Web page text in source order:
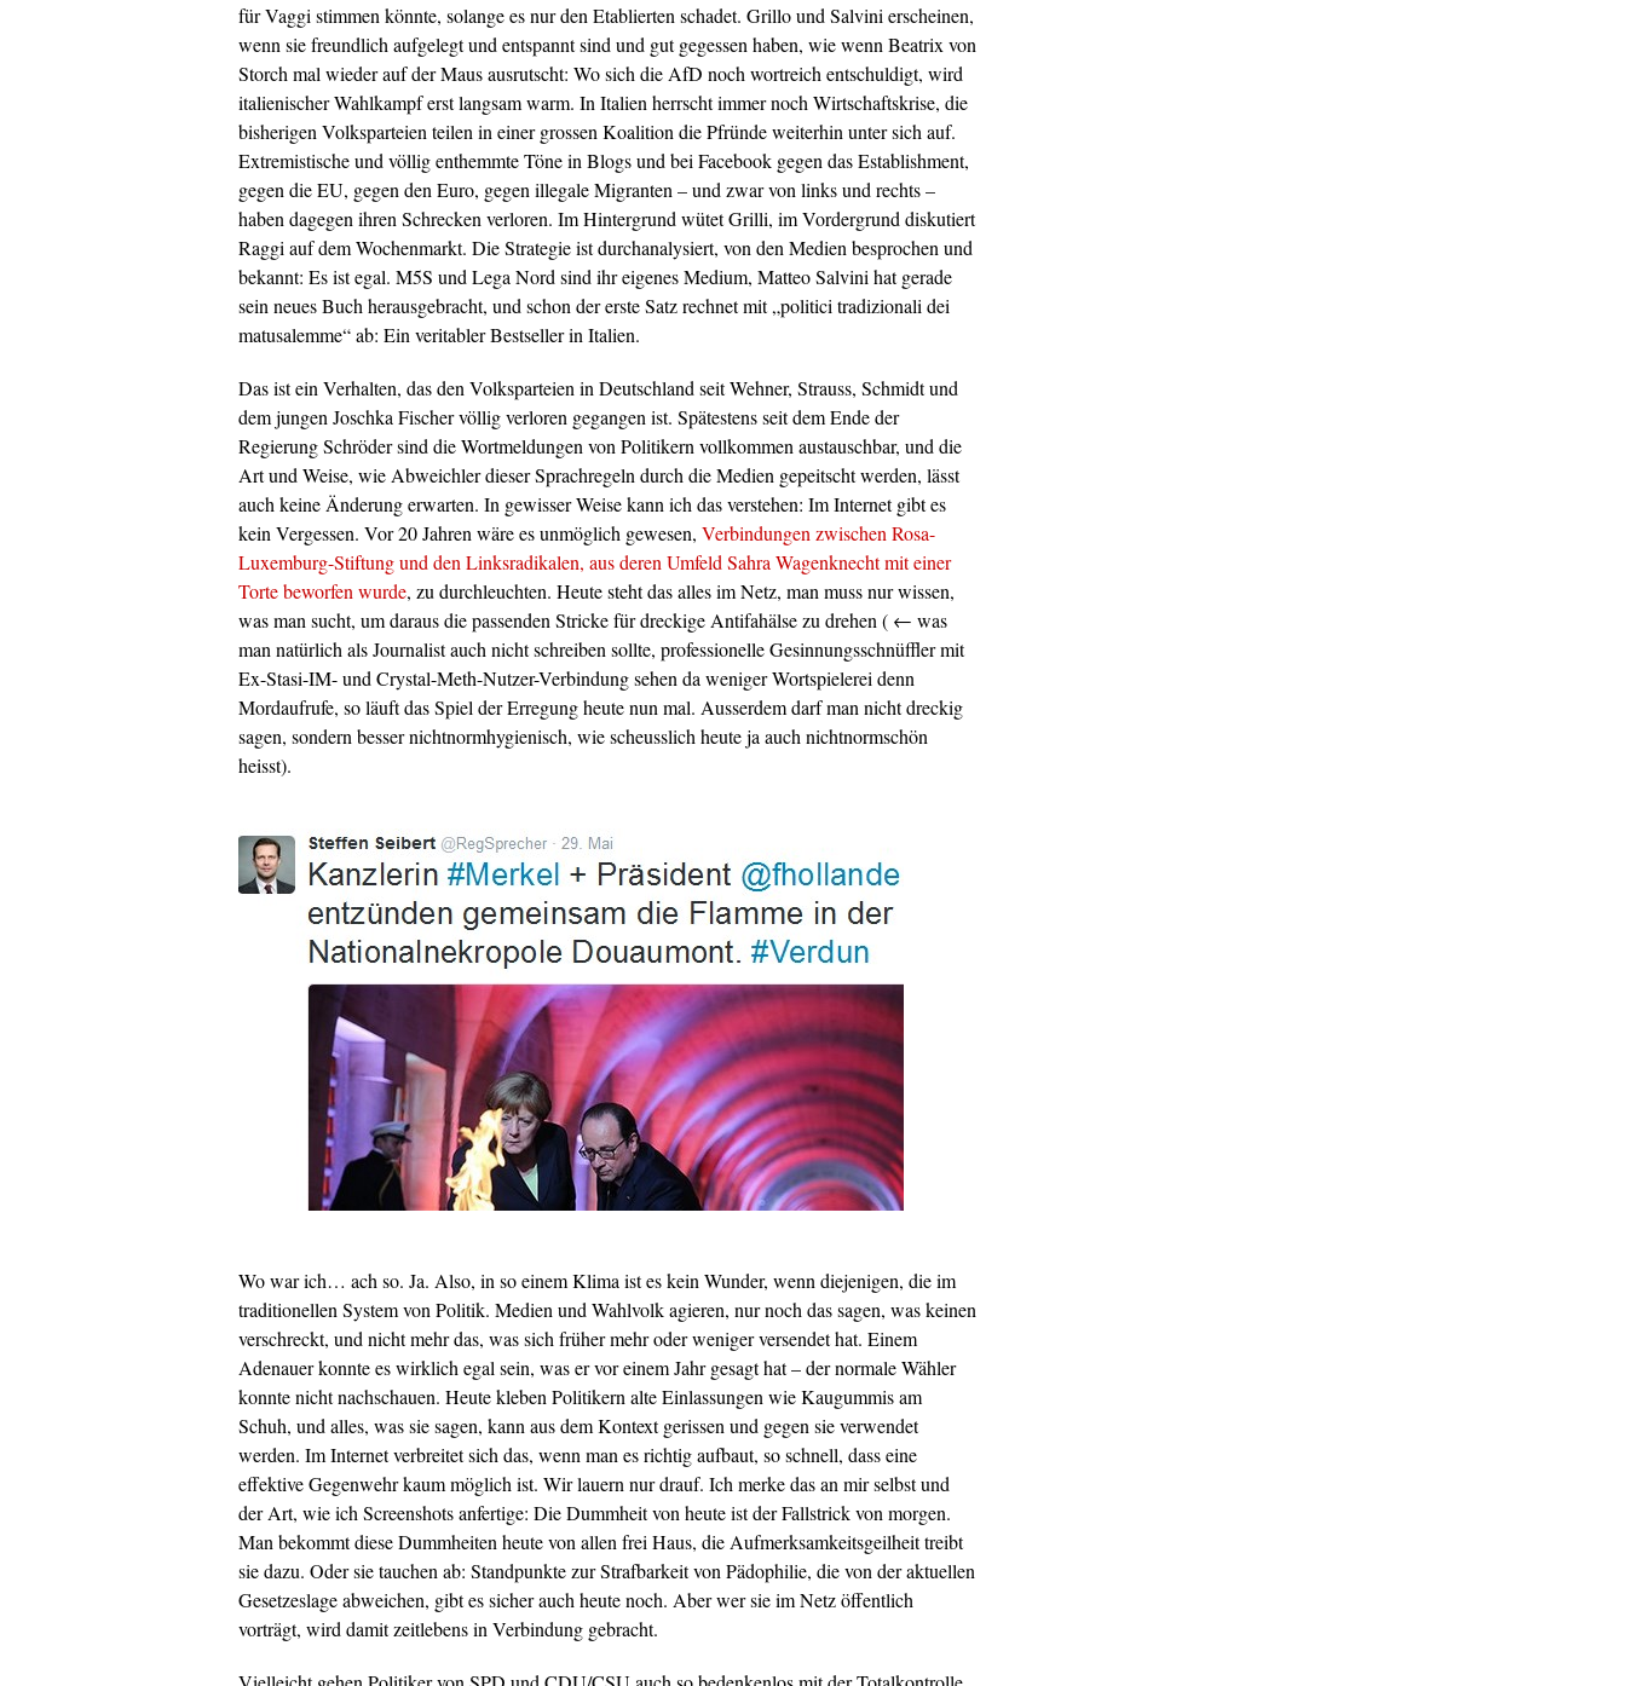
für Vaggi stimmen könnte, solange es nur den Etablierten schadet. Grillo und Salvini erscheinen,
wenn sie freundlich aufgelegt und entspannt sind und gut gegessen haben, wie wenn Beatrix von
Storch mal wieder auf der Maus ausrutscht: Wo sich die AfD noch wortreich entschuldigt, wird
italienischer Wahlkampf erst langsam warm. In Italien herrscht immer noch Wirtschaftskrise, die
bisherigen Volksparteien teilen in einer grossen Koalition die Pfründe weiterhin unter sich auf.
Extremistische und völlig enthemmte Töne in Blogs und bei Facebook gegen das Establishment,
gegen die EU, gegen den Euro, gegen illegale Migranten – und zwar von links und rechts –
haben dagegen ihren Schrecken verloren. Im Hintergrund wütet Grilli, im Vordergrund diskutiert
Raggi auf dem Wochenmarkt. Die Strategie ist durchanalysiert, von den Medien besprochen und
bekannt: Es ist egal. M5S und Lega Nord sind ihr eigenes Medium, Matteo Salvini hat gerade
sein neues Buch herausgebracht, und schon der erste Satz rechnet mit „politici tradizionali dei
matusalemme“ ab: Ein veritabler Bestseller in Italien.
Das ist ein Verhalten, das den Volksparteien in Deutschland seit Wehner, Strauss, Schmidt und
dem jungen Joschka Fischer völlig verloren gegangen ist. Spätestens seit dem Ende der
Regierung Schröder sind die Wortmeldungen von Politikern vollkommen austauschbar, und die
Art und Weise, wie Abweichler dieser Sprachregeln durch die Medien gepeitscht werden, lässt
auch keine Änderung erwarten. In gewisser Weise kann ich das verstehen: Im Internet gibt es
kein Vergessen. Vor 20 Jahren wäre es unmöglich gewesen, Verbindungen zwischen Rosa-
Luxemburg-Stiftung und den Linksradikalen, aus deren Umfeld Sahra Wagenknecht mit einer
Torte beworfen wurde, zu durchleuchten. Heute steht das alles im Netz, man muss nur wissen,
was man sucht, um daraus die passenden Stricke für dreckige Antifahälse zu drehen ( ← was
man natürlich als Journalist auch nicht schreiben sollte, professionelle Gesinnungsschnüffler mit
Ex-Stasi-IM- und Crystal-Meth-Nutzer-Verbindung sehen da weniger Wortspielerei denn
Mordaufrufe, so läuft das Spiel der Erregung heute nun mal. Ausserdem darf man nicht dreckig
sagen, sondern besser nichtnormhygienisch, wie scheusslich heute ja auch nichtnormschön
heisst).
Wo war ich… ach so. Ja. Also, in so einem Klima ist es kein Wunder, wenn diejenigen, die im
traditionellen System von Politik. Medien und Wahlvolk agieren, nur noch das sagen, was keinen
verschreckt, und nicht mehr das, was sich früher mehr oder weniger versendet hat. Einem
Adenauer konnte es wirklich egal sein, was er vor einem Jahr gesagt hat – der normale Wähler
konnte nicht nachschauen. Heute kleben Politikern alte Einlassungen wie Kaugummis am
Schuh, und alles, was sie sagen, kann aus dem Kontext gerissen und gegen sie verwendet
werden. Im Internet verbreitet sich das, wenn man es richtig aufbaut, so schnell, dass eine
effektive Gegenwehr kaum möglich ist. Wir lauern nur drauf. Ich merke das an mir selbst und
der Art, wie ich Screenshots anfertige: Die Dummheit von heute ist der Fallstrick von morgen.
Man bekommt diese Dummheiten heute von allen frei Haus, die Aufmerksamkeitsgeilheit treibt
sie dazu. Oder sie tauchen ab: Standpunkte zur Strafbarkeit von Pädophilie, die von der aktuellen
Gesetzeslage abweichen, gibt es sicher auch heute noch. Aber wer sie im Netz öffentlich
vorträgt, wird damit zeitlebens in Verbindung gebracht.